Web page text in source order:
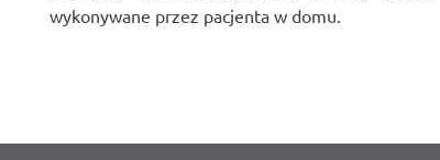
wykonywane przez pacjenta w domu.